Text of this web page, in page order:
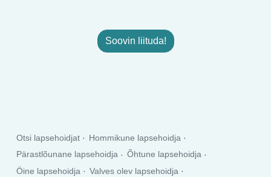
Soovin liituda!
Otsi lapsehoidjat
Hommikune lapsehoidja
Pärastlõunane lapsehoidja
Õhtune lapsehoidja
Öine lapsehoidja
Valves olev lapsehoidja